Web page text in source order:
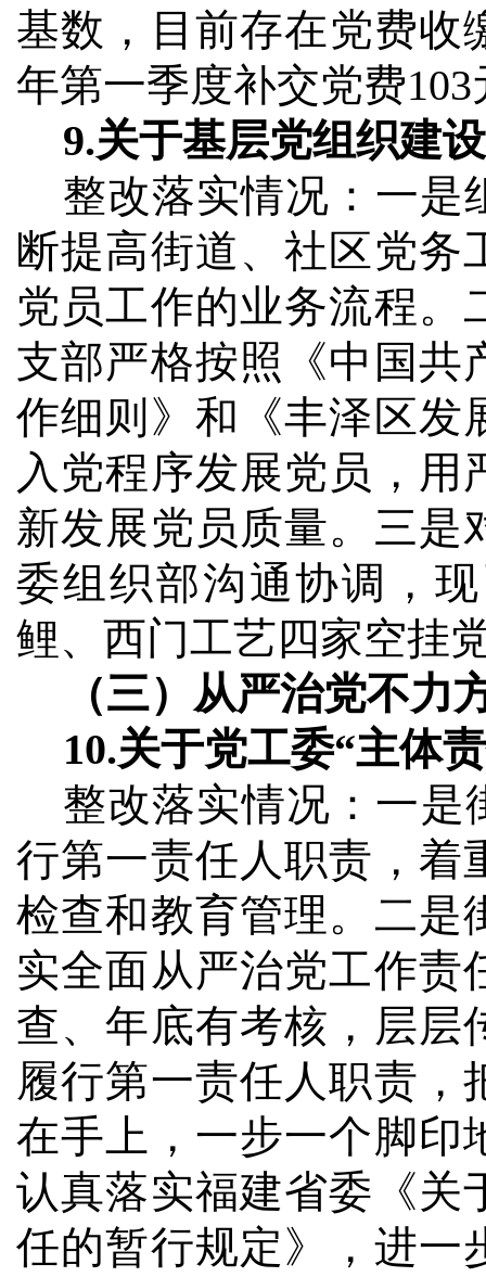
基数，目前存在党费收
年第一季度补交党费103
9.关于基层党组织建
整改落实情况： 一是
断提高街道、社区党务
党员工作的业务流程。
支部严格按照《中国共
作细则》和《丰泽区发
入党程序发展党员，用
新发展党员质量。三是
委组织部沟通协调，
鲤、西门工艺四家空挂
（三）从严治党不力
10.关于党工委“主体
整改落实情况： 一是
行第一责任人职责，着
检查和教育管理。 二是
实全面从严治党工作责
查、年底有考核，层层
履行第一责任人职责，
在手上，一步一个脚印
认真落实福建省委《关
任的暂行规定》，进一